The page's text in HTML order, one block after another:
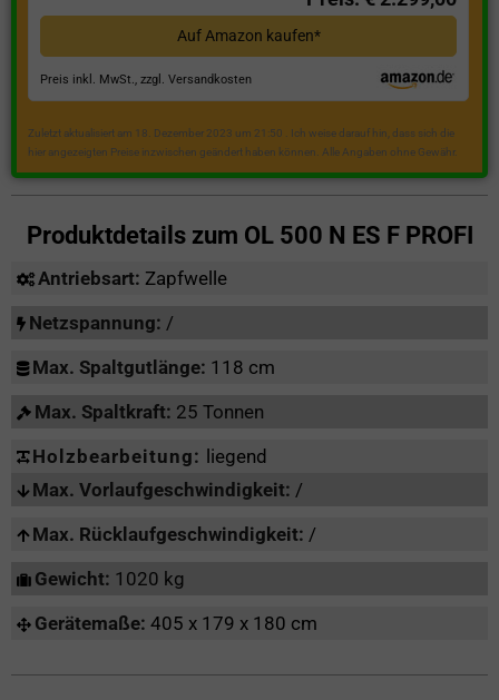
Auf Amazon kaufen*
Preis inkl. MwSt., zzgl. Versandkosten
Zuletzt aktualisiert am 18. Dezember 2023 um 21:50 . Ich weise darauf hin, dass sich die
hier angezeigten Preise inzwischen geändert haben können. Alle Angaben ohne Gewähr.
Produktdetails zum OL 500 N ES F PROFI
Antriebsart: Zapfwelle
Netzspannung: /
Max. Spaltgutlänge: 118 cm
Max. Spaltkraft: 25 Tonnen
Holzbearbeitung: liegend
Max. Vorlaufgeschwindigkeit: /
Max. Rücklaufgeschwindigkeit: /
Gewicht: 1020 kg
Gerätemaße: 405 x 179 x 180 cm